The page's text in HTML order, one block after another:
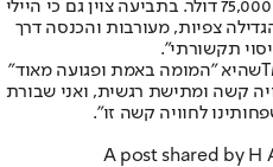
מושבעים ופיצויים בסכום העולה על 75,000 דולר. בתביעה צוין גם כי היילי
צפיות, מעורבות והכנסה דרך
תקשורתי".
שהיא "המומה באמת ופגועה מאוד"
קשה ומתישת רגשית, ואני שבורת
לחוויה קשה זו".
A post shared by H